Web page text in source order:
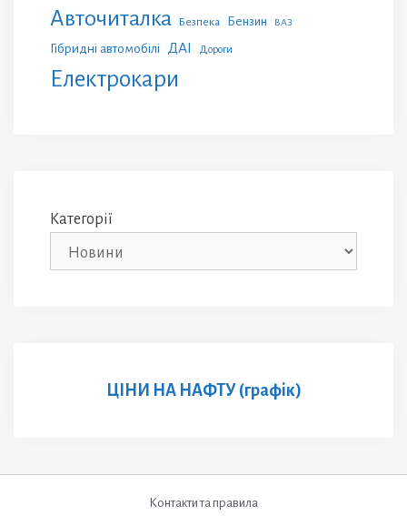
Авточиталка Безпека Бензин ВАЗ
Гібридні автомобілі ДАІ Дороги
Електрокари
Категорії
ЦІНИ НА НАФТУ (графік)
Контакти та правила